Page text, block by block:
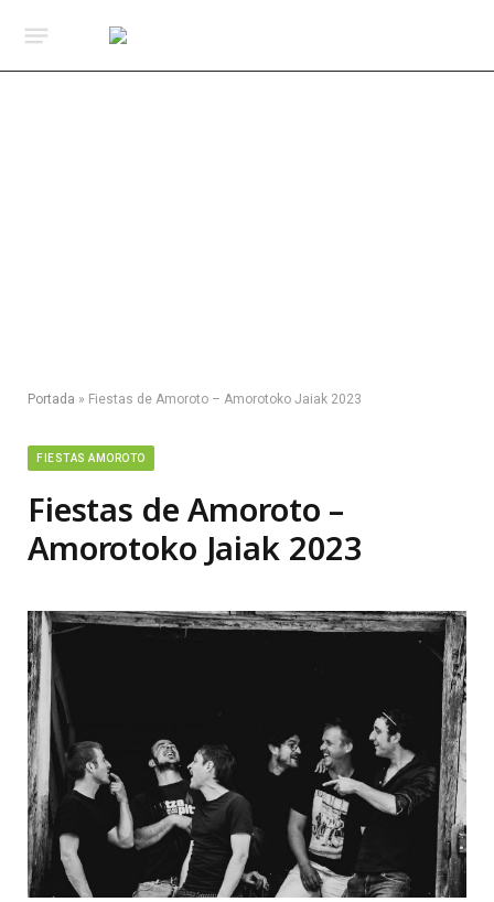
Portada » Fiestas de Amoroto – Amorotoko Jaiak 2023
FIESTAS AMOROTO
Fiestas de Amoroto –
Amorotoko Jaiak 2023